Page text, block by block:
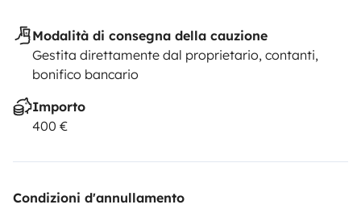
Modalità di consegna della cauzione
Gestita direttamente dal proprietario, contanti,
bonifico bancario
Importo
400 €
Condizioni d'annullamento